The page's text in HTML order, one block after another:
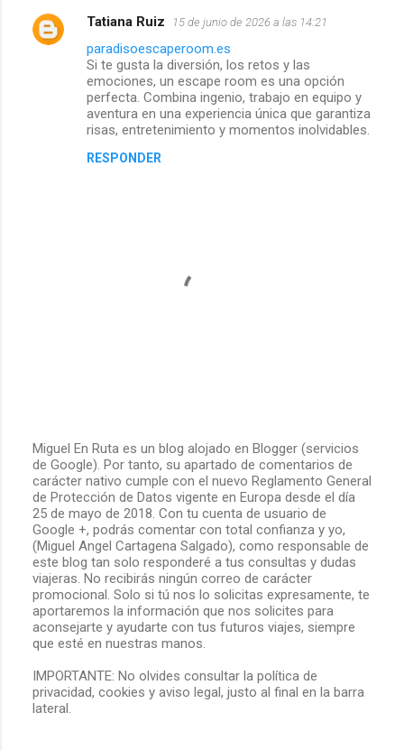
Tatiana Ruiz 15 de junio de 2026 a las 14:21
paradisoescaperoom.es
Si te gusta la diversión, los retos y las
emociones, un escape room es una opción
perfecta. Combina ingenio, trabajo en equipo y
aventura en una experiencia única que garantiza
risas, entretenimiento y momentos inolvidables.
RESPONDER
P
u
b
l
i
c
a
r
u
n
c
o
e
n
t
Miguel En Ruta es un blog alojado en Blogger (servicios
de Google). Por tanto, su apartado de comentarios de
carácter nativo cumple con el nuevo Reglamento General
de Protección de Datos vigente en Europa desde el día
25 de mayo de 2018. Con tu cuenta de usuario de
Google +, podrás comentar con total confianza y yo,
(Miguel Angel Cartagena Salgado), como responsable de
este blog tan solo responderé a tus consultas y dudas
viajeras. No recibirás ningún correo de carácter
promocional. Solo si tú nos lo solicitas expresamente, te
aportaremos la información que nos solicites para
aconsejarte y ayudarte con tus futuros viajes, siempre
que esté en nuestras manos.
IMPORTANTE: No olvides consultar la política de
privacidad, cookies y aviso legal, justo al final en la barra
lateral.